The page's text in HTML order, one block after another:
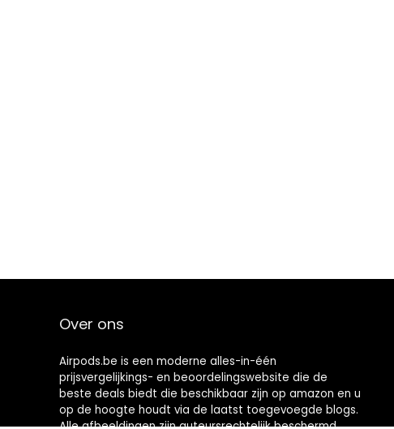
Over ons
Airpods.be is een moderne alles-in-één
prijsvergelijkings- en beoordelingswebsite die de
beste deals biedt die beschikbaar zijn op amazon en u
op de hoogte houdt via de laatst toegevoegde blogs.
Alle afbeeldingen zijn auteursrechtelijk beschermd